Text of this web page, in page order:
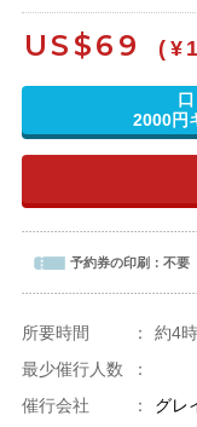
US$69
2000円
予約券の印刷： 不要
所要時間 ：
約4
最少催行人数
：
催行会社
： グレ